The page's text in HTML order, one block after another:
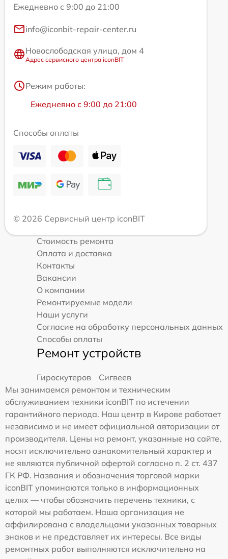
Ежедневно с 9:00 до 21:00
info@iconbit-repair-center.ru
Новослободская улица, дом 4
Адрес сервисного центра iconBIT
Режим работы:
Ежедневно с 9:00 до 21:00
Способы оплаты
© 2026 Сервисный центр iconBIT
Стоимость ремонта
Оплата и доставка
Контакты
Вакансии
О компании
Ремонтируемые модели
Наши услуги
Согласие на обработку персональных данных
Способы оплаты
Ремонт устройств
Гироскутеров
Сигвеев
Мы занимаемся ремонтом и техническим
обслуживанием техники iconBIT по истечении
гарантийного периода. Наш центр в Кирове работает
независимо и не имеет официальной авторизации от
производителя. Цены на ремонт, указанные на сайте,
носят исключительно ознакомительный характер и
не являются публичной офертой согласно п. 2 ст. 437
ГК РФ. Названия и обозначения торговой марки
iconBIT упоминаются только в информационных
целях — чтобы обозначить перечень техники, с
которой мы работаем. Наша организация не
аффилирована с владельцами указанных товарных
знаков и не представляет их интересы. Все виды
ремонтных работ выполняются исключительно на